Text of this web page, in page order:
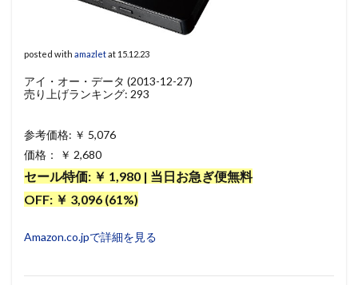
posted with amazletat 15.12.23
アイ・オー・データ (2013-12-27)
売り上げランキング: 293
参考価格: ￥ 5,076
価格： ￥ 2,680
セール特価: ￥ 1,980 | 当日お急ぎ便無料
OFF: ￥ 3,096 (61%)
Amazon.co.jpで詳細を見る